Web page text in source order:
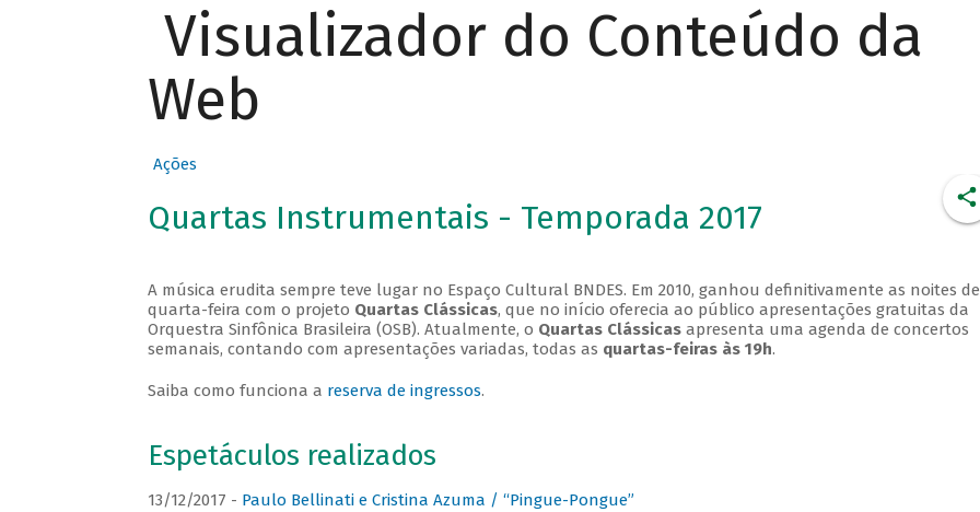
Visualizador do Conteúdo da
Web
Ações
Quartas Instrumentais - Temporada 2017
A música erudita sempre teve lugar no Espaço Cultural BNDES. Em 2010, ganhou definitivamente as noites de
quarta-feira com o projeto Quartas Clássicas, que no início oferecia ao público apresentações gratuitas da
Orquestra Sinfônica Brasileira (OSB). Atualmente, o Quartas Clássicasapresenta uma agenda de concertos
semanais, contando com apresentações variadas, todas as quartas-feiras às 19h.
Saiba como funciona a reserva de ingressos.
Espetáculos realizados
13/12/2017 - Paulo Bellinati e Cristina Azuma / “Pingue-Pongue”